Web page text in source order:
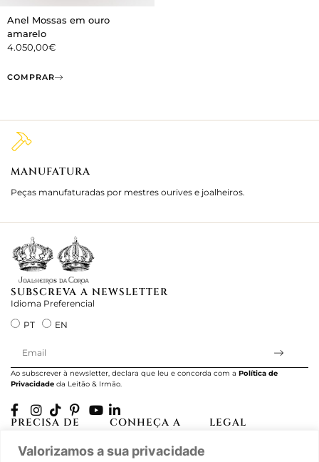
Valorizamos a sua privacidade
Anel Mossas em ouro
amarelo
4.050,00€
COMPRAR
MANUFATURA
Peças manufaturadas por mestres ourives e joalheiros.
SUBSCREVA A NEWSLETTER
Idioma Preferencial
PT
EN
Ao subscrever à newsletter, declara que leu e concorda com a Política de
Privacidade da Leitão & Irmão.
PRECISA DE
A minha conta
CONHEÇA A
História
LEGAL